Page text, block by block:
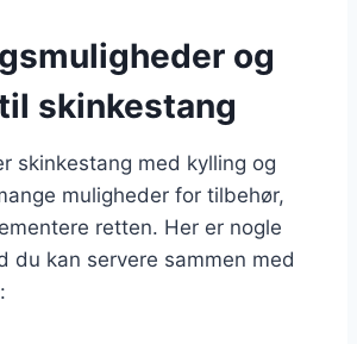
og
skinkestang
skinkestang med kylling og
muligheder for tilbehør,
retten. Her er nogle
du kan servere sammen med